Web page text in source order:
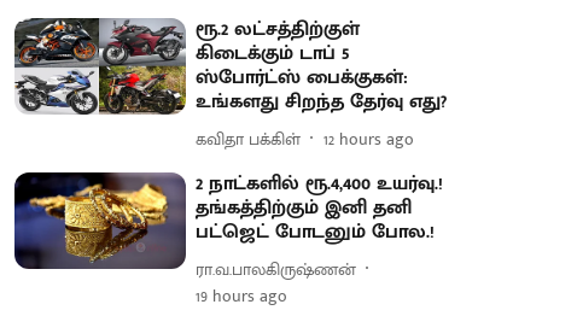
ரூ.2 லட்சத்திற்குள்
கிடைக்கும் டாப் 5
ஸ்போர்ட்ஸ் பைக்குகள்:
உங்களது சிறந்த தேர்வு எது?
கவிதா பக்கிள் 12 hours ago
2 நாட்களில் ரூ.4,400 உயர்வு.!
தங்கத்திற்கும் இனி தனி
பட்ஜெட் போடனும் போல.!
ரா.வ.பாலகிருஷ்ணன்
19 hours ago